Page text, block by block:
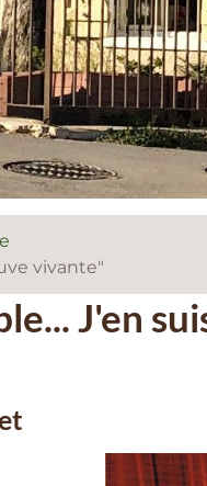
vivante"
J'en